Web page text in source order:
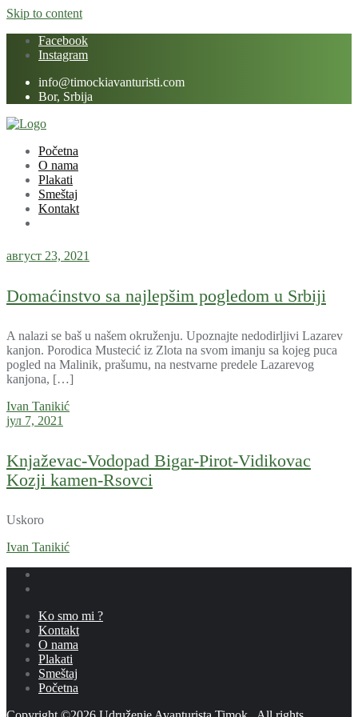
Skip to content
Facebook
Instagram
info@timockiavanturisti.com
Bor, Srbija
Početna
O nama
Plakati
Smeštaj
Kontakt
август 23, 2021
Domaćinstvo sa najlepšim pogledom u Srbiji
A nalazi se baš u našem okruženju. Upoznajte nedodirljivi Lazarev
kanjon. Porodica Mustecić iz Zlota na svom imanju sa kojeg puca
pogled na Malinik, prašumu, na nestvarne predele Lazarevog
kanjona, […]
Ivan Tanikić
јул 7, 2021
Knjaževac-Vodopad Bigar-Pirot-Vidikovac
Kozji kamen-Rsovci
Uskoro
Ivan Tanikić
Ko smo mi ?
Kontakt
O nama
Plakati
Smeštaj
Početna